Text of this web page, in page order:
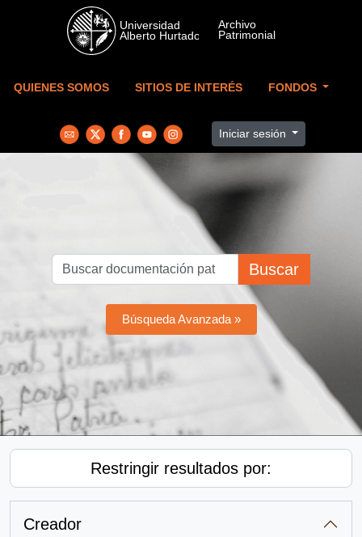
Skip to main content
QUIENES SOMOS SITIOS DE INTERÉS FONDOS
Iniciar sesión
Buscar
Búsqueda Avanzada »
Restringir resultados por:
Creador